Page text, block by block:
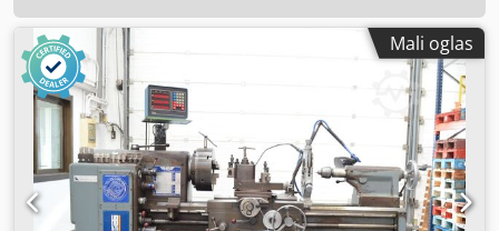
Mali oglas